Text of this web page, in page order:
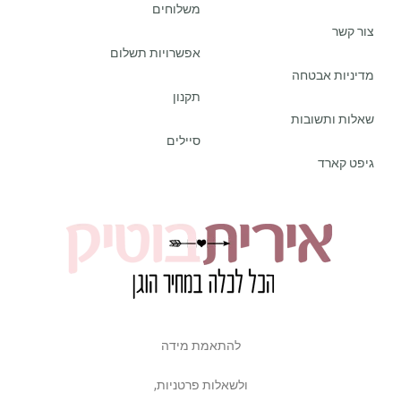
צור קשר
מדיניות אבטחה
שאלות ותשובות
גיפט קארד
משלוחים
אפשרויות תשלום
תקנון
סיילים
להתאמת מידה
ולשאלות פרטניות,